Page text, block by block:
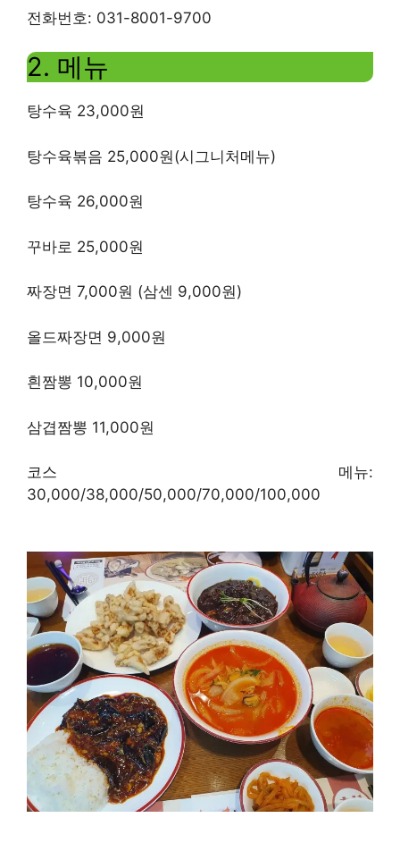
전화번호: 031-8001-9700
2. 메뉴
탕수육 23,000원
탕수육볶음 25,000원(시그니처메뉴)
탕수육 26,000원
꾸바로 25,000원
짜장면 7,000원 ​​(삼센 9,000원)
올드짜장면 9,000원
흰짬뽕 10,000원
삼겹짬뽕 11,000원
코스 메뉴:
30,000/38,000/50,000/70,000/100,000